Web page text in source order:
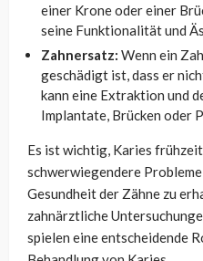
einer Krone oder einer
seine Funktionalität und
Zahnersatz: Wenn ein
geschädigt ist, dass er
kann eine Extraktion und
Implantate, Brücken oder
Es ist wichtig, Karies
schwerwiegendere
Gesundheit der Zähne zu
zahnärztliche
spielen eine entscheidende